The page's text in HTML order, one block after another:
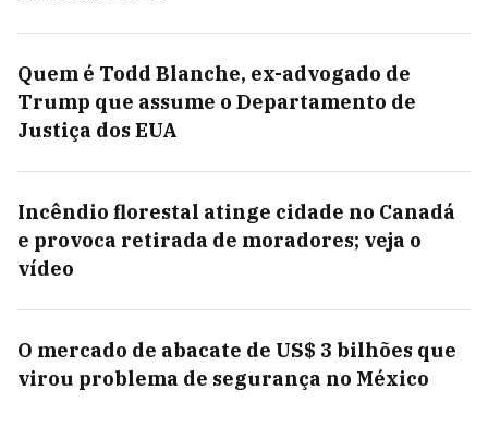
Quem é Todd Blanche, ex-advogado de
Trump que assume o Departamento de
Justiça dos EUA
Incêndio florestal atinge cidade no Canadá
e provoca retirada de moradores; veja o
vídeo
O mercado de abacate de US$ 3 bilhões que
virou problema de segurança no México